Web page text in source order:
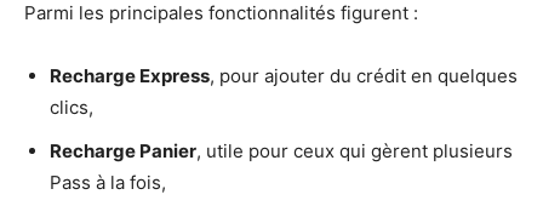
Parmi les principales fonctionnalités figurent :
Recharge Express, pour ajouter du crédit en quelques
clics,
Recharge Panier, utile pour ceux qui gèrent plusieurs
Pass à la fois,